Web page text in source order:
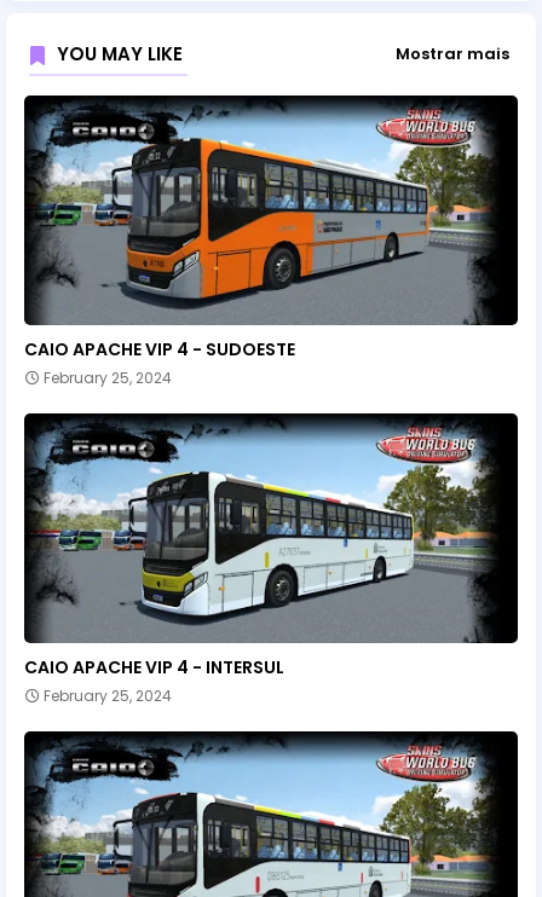
YOU MAY LIKE Mostrar mais
CAIO APACHE VIP 4 - SUDOESTE
February 25, 2024
CAIO APACHE VIP 4 - INTERSUL
February 25, 2024